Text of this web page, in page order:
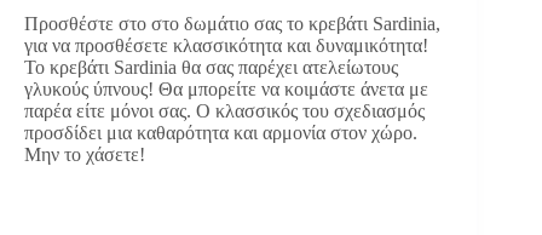
was:
€339.00.
τιμή
είναι:
€271.20.
Προσθέστε στο στο δωμάτιο σας το κρεβάτι Sardinia,
για να προσθέσετε κλασσικότητα και δυναμικότητα!
Το κρεβάτι Sardinia θα σας παρέχει ατελείωτους
γλυκούς ύπνους! Θα μπορείτε να κοιμάστε άνετα με
παρέα είτε μόνοι σας. Ο κλασσικός του σχεδιασμός
προσδίδει μια καθαρότητα και αρμονία στον χώρο.
Μην το χάσετε!